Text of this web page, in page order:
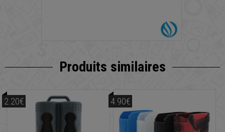
Produits similaires
2.20€ 4.90€